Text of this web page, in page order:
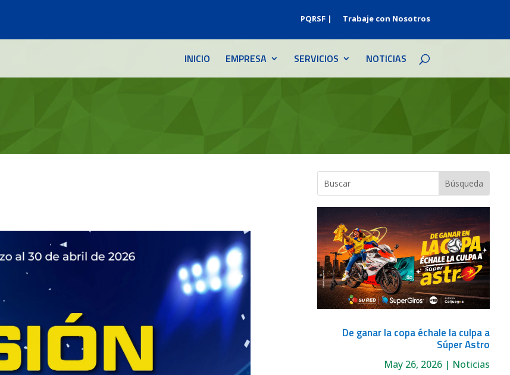
PQRSF | Trabaje con Nosotros
INICIO EMPRESA SERVICIOS NOTICIAS
De ganar la copa échale la culpa a
Súper Astro
May 26, 2026 | Noticias